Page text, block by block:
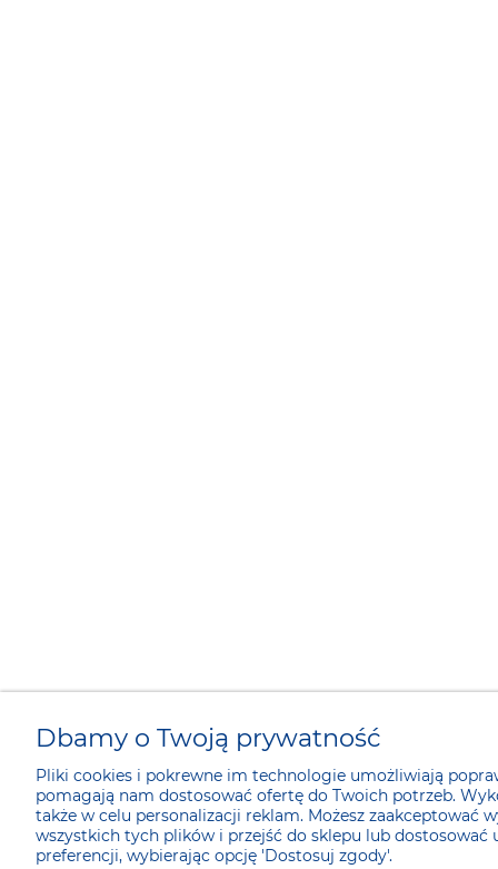
Dbamy o Twoją prywatność
Pliki cookies i pokrewne im technologie umożliwiają
pomagają nam dostosować ofertę do Twoich potrzeb.
także w celu personalizacji reklam. Możesz zaakceptować
wszystkich tych plików i przejść do sklepu lub dostosować
preferencji, wybierając opcję 'Dostosuj zgody'.